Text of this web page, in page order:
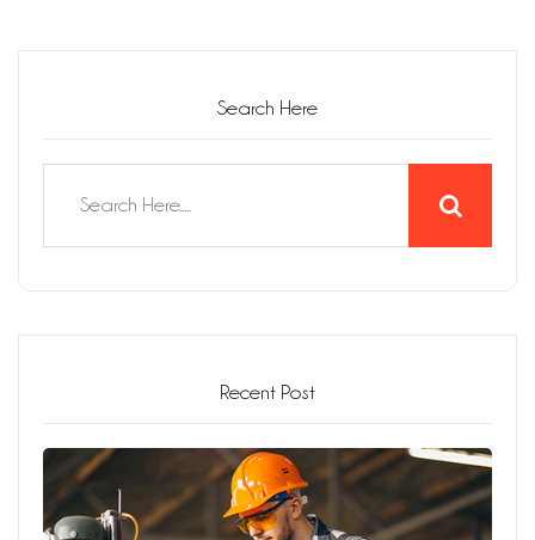
Search Here
Recent Post